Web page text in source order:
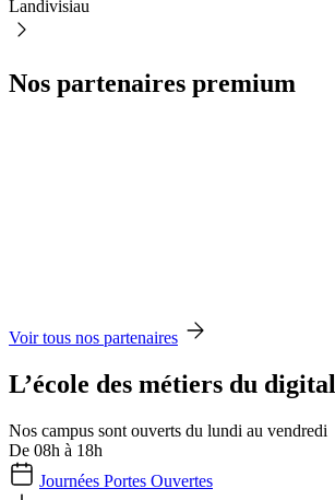
Landivisiau
Nos partenaires premium
Voir tous nos partenaires
L’école des métiers du digital
Nos campus sont ouverts du lundi au vendredi
De 08h à 18h
Journées Portes Ouvertes